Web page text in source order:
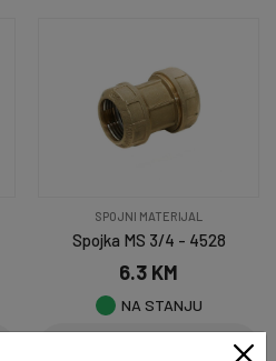
SPOJNI MATERIJAL
Spojka MS 3/4 - 4528
6.3 KM
NA STANJU